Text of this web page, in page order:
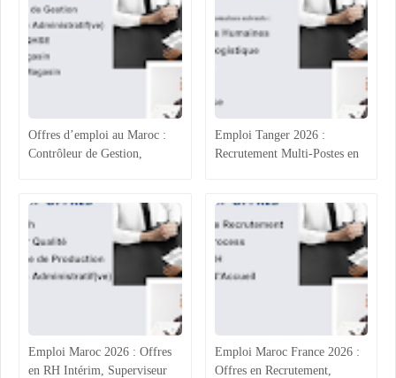
Offres d’emploi au Maroc :
Contrôleur de Gestion,
Emploi Tanger 2026 :
Recrutement Multi-Postes en
Emploi Maroc 2026 : Offres
en RH Intérim, Superviseur
Emploi Maroc France 2026 :
Offres en Recrutement,